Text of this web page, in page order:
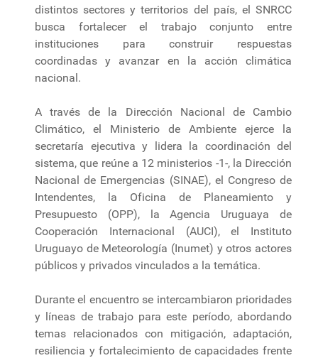
distintos sectores y territorios del país, el SNRCC
busca fortalecer el trabajo conjunto entre
instituciones para construir respuestas
coordinadas y avanzar en la acción climática
nacional.
A través de la Dirección Nacional de Cambio
Climático, el Ministerio de Ambiente ejerce la
secretaría ejecutiva y lidera la coordinación del
sistema, que reúne a 12 ministerios -1-, la Dirección
Nacional de Emergencias (SINAE), el Congreso de
Intendentes, la Oficina de Planeamiento y
Presupuesto (OPP), la Agencia Uruguaya de
Cooperación Internacional (AUCI), el Instituto
Uruguayo de Meteorología (Inumet) y otros actores
públicos y privados vinculados a la temática.
Durante el encuentro se intercambiaron prioridades
y líneas de trabajo para este período, abordando
temas relacionados con mitigación, adaptación,
resiliencia y fortalecimiento de capacidades frente